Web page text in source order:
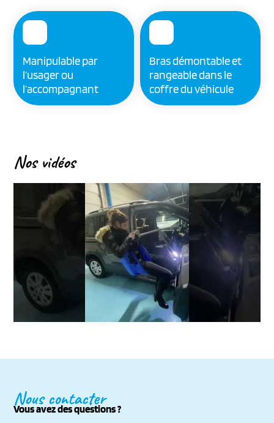
Manipulable par
l’usager ou
l’accompagnant
Bras démontable et
rangeable dans le
coffre du véhicule
Nos vidéos
Nous contacter
Vous avez des questions ?